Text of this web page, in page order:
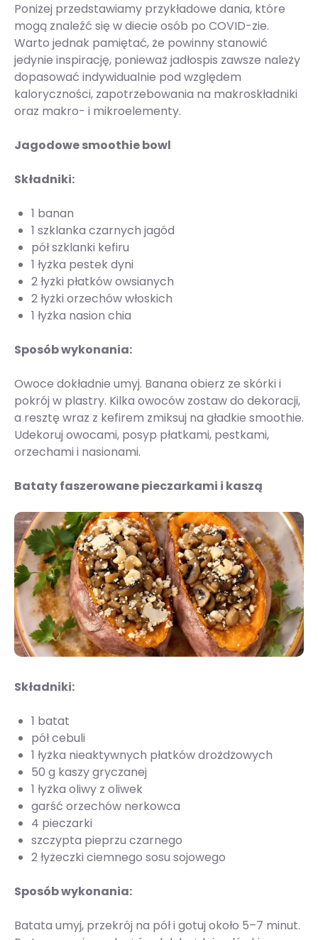
Poniżej przedstawiamy przykładowe dania, które
mogą znaleźć się w diecie osób po COVID-zie.
Warto jednak pamiętać, że powinny stanowić
jedynie inspirację, ponieważ jadłospis zawsze należy
dopasować indywidualnie pod względem
kaloryczności, zapotrzebowania na makroskładniki
oraz makro- i mikroelementy.
Jagodowe smoothie bowl
Składniki:
1 banan
1 szklanka czarnych jagód
pół szklanki kefiru
1 łyżka pestek dyni
2 łyżki płatków owsianych
2 łyżki orzechów włoskich
1 łyżka nasion chia
Sposób wykonania:
Owoce dokładnie umyj. Banana obierz ze skórki i
pokrój w plastry. Kilka owoców zostaw do dekoracji,
a resztę wraz z kefirem zmiksuj na gładkie smoothie.
Udekoruj owocami, posyp płatkami, pestkami,
orzechami i nasionami.
Bataty faszerowane pieczarkami i kaszą
Składniki:
1 batat
pół cebuli
1 łyżka nieaktywnych płatków drożdżowych
50 g kaszy gryczanej
1 łyżka oliwy z oliwek
garść orzechów nerkowca
4 pieczarki
szczypta pieprzu czarnego
2 łyżeczki ciemnego sosu sojowego
Sposób wykonania:
Batata umyj, przekrój na pół i gotuj około 5–7 minut.